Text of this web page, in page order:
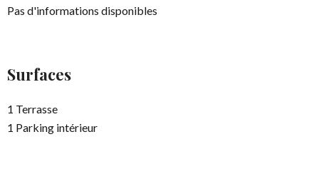
Pas d'informations disponibles
Surfaces
1 Terrasse
1 Parking intérieur